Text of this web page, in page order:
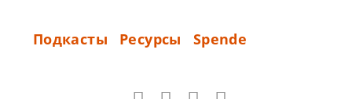
О
Подкасты Ресурсы Spende